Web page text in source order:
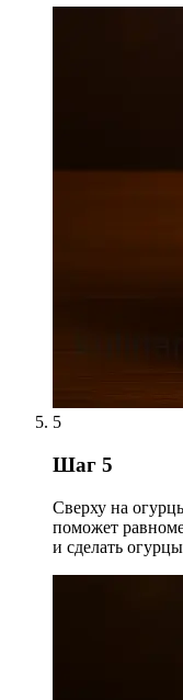
5
Шаг 5
Сверху на
поможет
и сделать